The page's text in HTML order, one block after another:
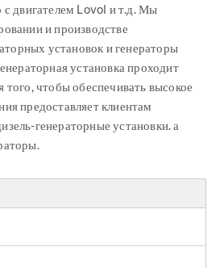
с двигателем Lovol и т.д. Мы
и производстве
установок и генераторы
установка проходит
того, чтобы обеспечивать высокое
предоставляет клиентам
генераторные установки. а